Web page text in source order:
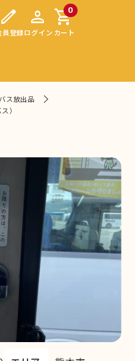
edit
員登録
person
ログイン
0
shopping_cart
カート
バス放出品
）